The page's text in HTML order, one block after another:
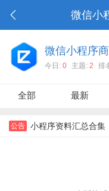
微信小
微信小程序
今日: 0 主题: 2 排
全部 最新
公告 小程序资料汇总合集